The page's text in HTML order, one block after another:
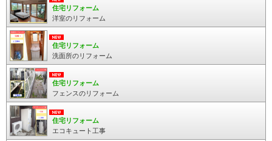
住宅リフォーム
洋室のリフォーム
住宅リフォーム
洗面所のリフォーム
住宅リフォーム
フェンスのリフォーム
住宅リフォーム
エコキュート工事